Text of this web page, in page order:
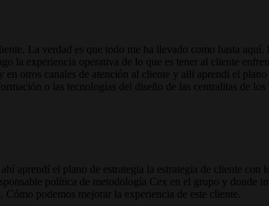
La verdad es que todo me ha llevado como hasta
la experiencia operativa de lo que es tener al cliente
en otros canales de atención al cliente y allí aprendí el
o las tecnologías del diseño de las centralitas de
aprendí el plano de estrategia la estrategia de cliente
política de metodología Cex en el grupo y donde
podemos mejorar la experiencia de este cliente.